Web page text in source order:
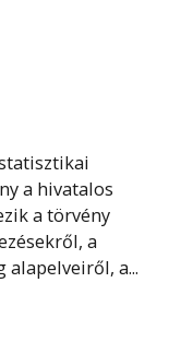
a hivatalos
a törvény
a
a...